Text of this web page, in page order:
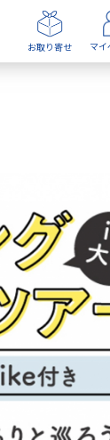
お取り寄せ マ